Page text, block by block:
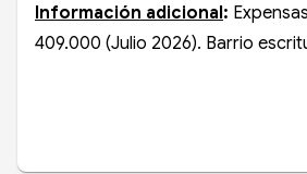
Información adicional:
409.000 (Julio 2026). Barrio